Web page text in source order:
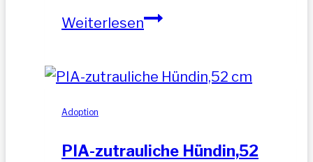
WeiterlesenMOGLI
Adoption
PIA-zutrauliche Hündin,52